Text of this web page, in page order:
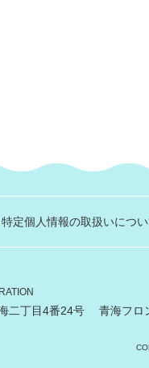
特定個人情報の取扱いについ
二丁目4番24号 青海フロ